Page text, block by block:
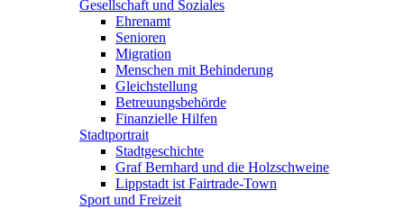
Gesellschaft und Soziales
Ehrenamt
Senioren
Migration
Menschen mit Behinderung
Gleichstellung
Betreuungsbehörde
Finanzielle Hilfen
Stadtportrait
Stadtgeschichte
Graf Bernhard und die Holzschweine
Lippstadt ist Fairtrade-Town
Sport und Freizeit